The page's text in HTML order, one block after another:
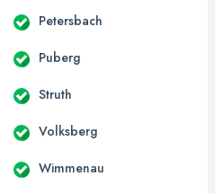
Petersbach
Puberg
Struth
Volksberg
Wimmenau